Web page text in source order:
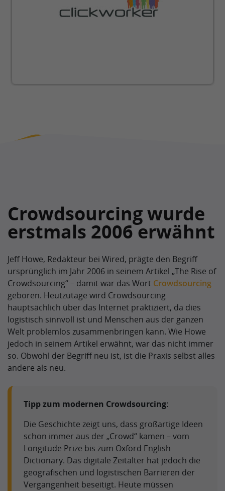
Crowdsourcing wurde
erstmals 2006 erwähnt
Jeff Howe, Redakteur bei Wired, prägte den Begriff
ursprünglich im Jahr 2006 in seinem Artikel „The Rise of
Crowdsourcing“ – damit war das Wort Crowdsourcing
geboren. Heutzutage wird Crowdsourcing
hauptsächlich über das Internet praktiziert, da dies
logistisch sinnvoll ist und Menschen aus der ganzen
Welt problemlos zusammenbringen kann. Wie Howe
jedoch in seinem Artikel erwähnt, war das nicht immer
so. Obwohl der Begriff neu ist, ist die Praxis selbst alles
andere als neu.
Tipp zum modernen Crowdsourcing:
Die Geschichte zeigt uns, dass großartige Ideen
schon immer aus der „Crowd“ kamen – vom
Longitude Prize bis zum Oxford English
Dictionary. Das digitale Zeitalter hat jedoch die
geografischen und logistischen Barrieren der
Vergangenheit beseitigt. Heute müssen